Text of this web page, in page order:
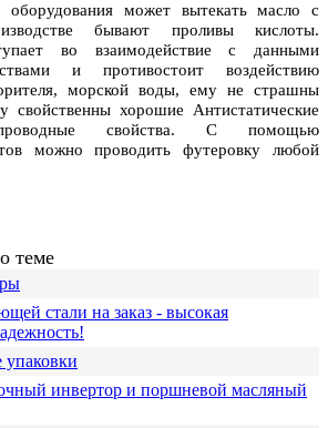
может вытекать масло с
бывают проливы кислоты.
во взаимодействие с данными
и противостоит воздействию
морской воды, ему не страшны
хорошие Антистатические
свойства. С помощью
можно проводить футеровку любой
теме
стали на заказ - высокая
упаковки
инвертор и поршневой масляный